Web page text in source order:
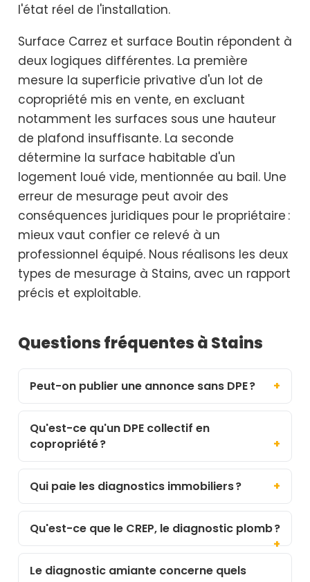
l'état réel de l'installation.
Surface Carrez et surface Boutin répondent à
deux logiques différentes. La première
mesure la superficie privative d'un lot de
copropriété mis en vente, en excluant
notamment les surfaces sous une hauteur
de plafond insuffisante. La seconde
détermine la surface habitable d'un
logement loué vide, mentionnée au bail. Une
erreur de mesurage peut avoir des
conséquences juridiques pour le propriétaire :
mieux vaut confier ce relevé à un
professionnel équipé. Nous réalisons les deux
types de mesurage à Stains, avec un rapport
précis et exploitable.
Questions fréquentes à Stains
Peut-on publier une annonce sans DPE ?
Qu'est-ce qu'un DPE collectif en
copropriété ?
Qui paie les diagnostics immobiliers ?
Qu'est-ce que le CREP, le diagnostic plomb ?
Le diagnostic amiante concerne quels